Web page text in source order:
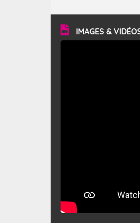
vitesse moyenne de 50
en rafales, parfois
du Rhône et la Provence
méditerranéen à partir de
IMAGES &